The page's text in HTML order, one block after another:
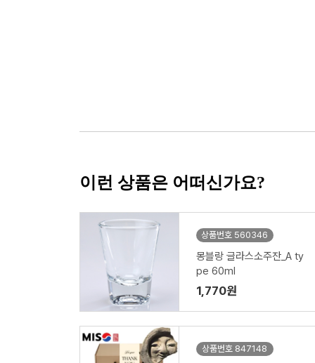
이런 상품은 어떠신가요?
상품번호 560346
몽블랑 글라스소주잔_A ty
pe 60ml
1,770원
상품번호 847148